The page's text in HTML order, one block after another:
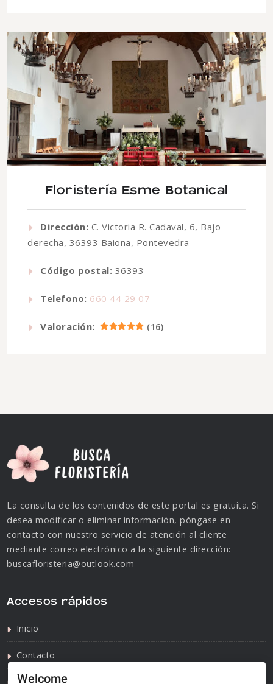
Floristería Esme Botanical
Dirección: C. Victoria R. Cadaval, 6, Bajo
derecha, 36393 Baiona, Pontevedra
Código postal: 36393
Telefono: 660 44 29 07
Valoración: (16)
La consulta de los contenidos de este portal es gratuita. Si
desea modificar o eliminar información, póngase en
contacto con nuestro servicio de atención al cliente
mediante correo electrónico a la siguiente dirección:
buscafloristeria@outlook.com
Accesos rápidos
Inicio
Contacto
Welcome